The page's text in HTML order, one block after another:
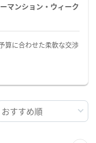
マンション・ウィーク
算に合わせた柔軟な交渉